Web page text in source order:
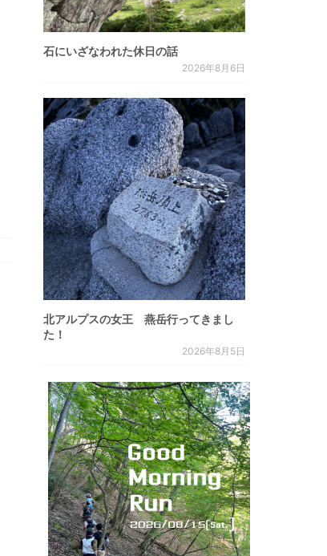
石にいざなわれた休日の話
2026年8月6日
北アルプスの女王 燕岳行ってきまし
た！
2026年8月5日